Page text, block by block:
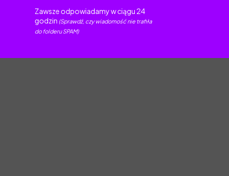
Zawsze odpowiadamy w ciągu 24
godzin (Sprawdź, czy wiadomość nie trafiła
do folderu SPAM)